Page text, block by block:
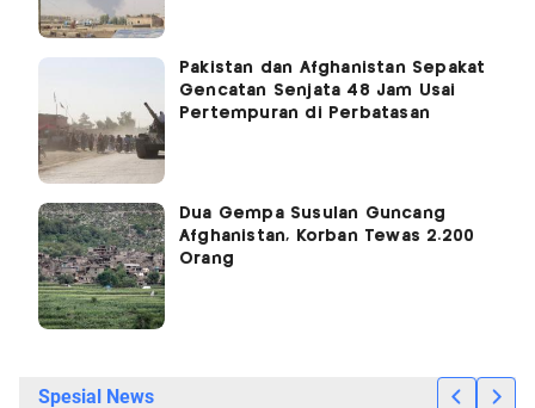
Pakistan dan Afghanistan Sepakat
Gencatan Senjata 48 Jam Usai
Pertempuran di Perbatasan
Dua Gempa Susulan Guncang
Afghanistan, Korban Tewas 2.200
Orang